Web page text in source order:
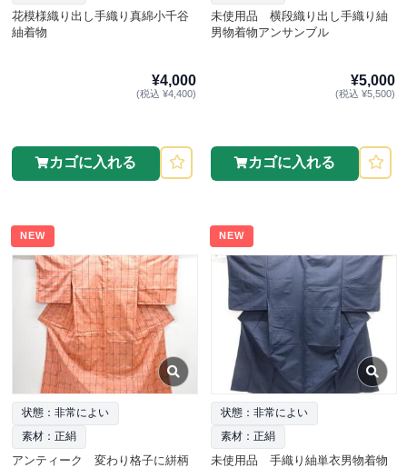
花模様織り出し手織り真綿小千谷
紬着物
¥4,000
(税込 ¥4,400)
カゴに入れる
未使用品 横段織り出し手織り紬
男物着物アンサンブル
¥5,000
(税込 ¥5,500)
カゴに入れる
NEW
状態：非常によい
素材：正絹
アンティーク 変わり格子に絣柄
NEW
状態：非常によい
素材：正絹
未使用品 手織り紬単衣男物着物